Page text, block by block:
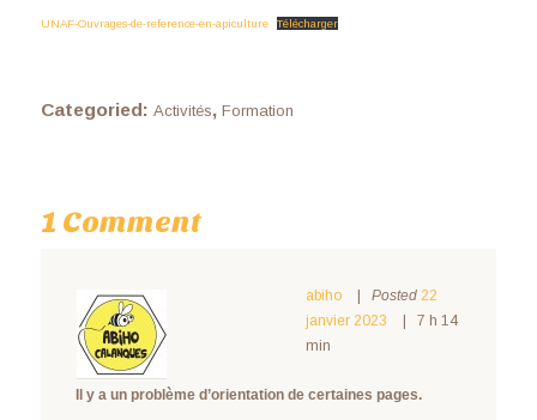
UNAF-Ouvrages-de-reference-en-apiculture Télécharger
Categoried: Activités, Formation
1 Comment
abiho Posted 22
janvier 2023
7 h 14
min
Il y a un problème d’orientation de certaines pages.